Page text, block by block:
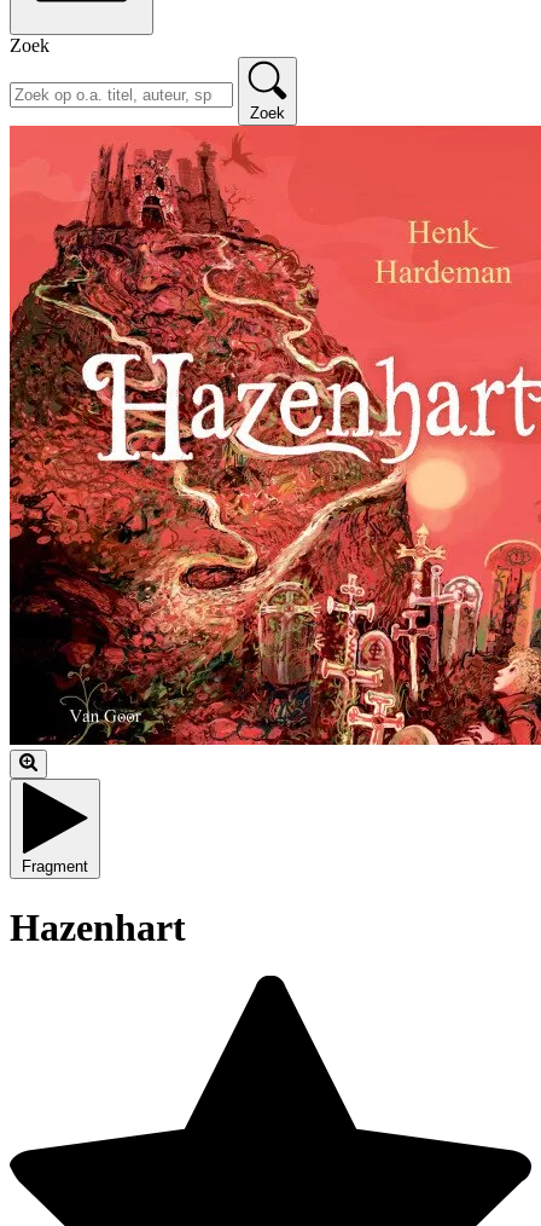
Zoek
Zoek
Fragment
Hazenhart